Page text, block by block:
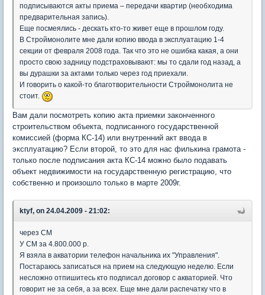
подписываются акты приема – передачи квартир (необходима
предварительная запись).
Еще посмеялись - дескать кто-то живет еще в прошлом году.
В Строймонолите мне дали копию ввода в эксплуатацию 1-4
секции от февраля 2008 года. Так что это не ошибка какая, а они
просто свою задницу подстраховывают: мы то сдали год назад, а
вы дурашки за актами только через год приехали.
И говорить о какой-то благотворительности Строймонолита не
стоит.
Вам дали посмотреть копию акта приемки законченного
строительством объекта, подписанного государственной
комиссией (форма КС-14) или внутренний акт ввода в
эксплуатацию? Если второй, то это для нас филькина грамота -
только после подписания акта КС-14 можно было подавать
объект недвижимости на государственную регистрацию, что
собственно и произошло только в марте 2009г.
ktyf, on 24.04.2009 - 21:02:
через СМ
У СМ за 4.800.000 р.
Я взяла в акватории телефон начальника их "Управления".
Постараюсь записаться на прием на следующую неделю. Если
несложно отпишитесь кто подписал договор с акваторией. Что
говорит не за себя, а за всех. Еще мне дали распечатку что в